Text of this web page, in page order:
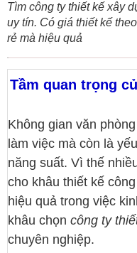
Tìm công ty thiết kế xây
uy tín. Có giá thiết kế
rẻ mà hiệu quả
Tầm quan trọng
Không gian văn
làm việc mà còn là
năng suất. Vì thế
cho khâu thiết kế
hiệu quả trong việc
khâu chọn công ty
chuyên nghiệp.